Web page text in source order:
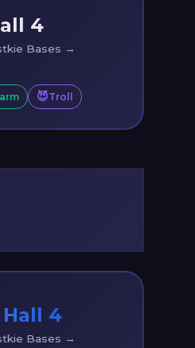
4
Bases →
😈Troll
4
Bases →